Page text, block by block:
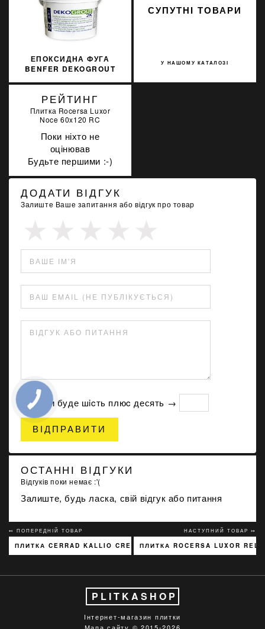
ЕПОКСИДНА ФУГА
BENFER DEKOGROUT
У НАШОМУ КАТАЛОЗІ
СУПУТНІ ТОВАРИ
РЕЙТИНГ
Плитка Rocersa Luxor
Noce 60x120 RC
Поки ніхто не
оцінював
Будьте першими :-)
ДОДАТИ ВІДГУК
Залиште Ваше запитання або відгук про товар
ВАШЕ ІМ'Я
ВАШ EMAIL (НЕ ПУБЛІКУЄТЬСЯ)
ВІДГУК АБО ПИТАННЯ
Скільки буде шicть плюc десять →
ВІДПРАВИТИ
ОСТАННІ ВІДГУКИ
Відгуків поки немає :'(
Залиште, будь ласка, свій відгук або питання
↢ ПОПЕРЕДНІЙ ТОВАР
ПЛИТКА CERRAD KALLIO CREAM 3768 15X45
НАСТУПНИЙ ТОВАР ↣
ПЛИТКА ROCERSA LUXOR
PLITKASHOP
Інтернет-магазин плитки
Мапа сайту © 2015-2026